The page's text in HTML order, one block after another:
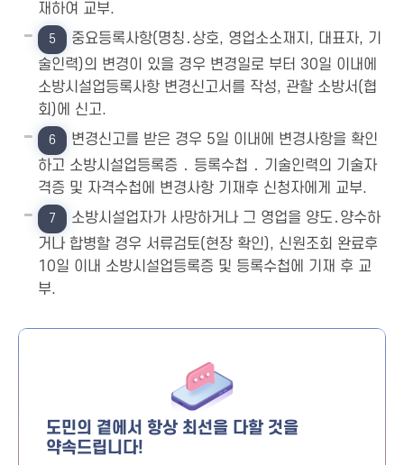
재하여 교부.
5
중요등록사항(명칭․상호, 영업소소재지, 대표자, 기
술인력)의 변경이 있을 경우 변경일로 부터 30일 이내에
소방시설업등록사항 변경신고서를 작성, 관할 소방서(협
회)에 신고.
6
변경신고를 받은 경우 5일 이내에 변경사항을 확인
하고 소방시설업등록증 ․ 등록수첩 ․ 기술인력의 기술자
격증 및 자격수첩에 변경사항 기재후 신청자에게 교부.
7
소방시설업자가 사망하거나 그 영업을 양도․양수하
거나 합병할 경우 서류검토(현장 확인), 신원조회 완료후
10일 이내 소방시설업등록증 및 등록수첩에 기재 후 교
부.
도민의 곁에서 항상 최선을 다할 것을
약속드립니다!